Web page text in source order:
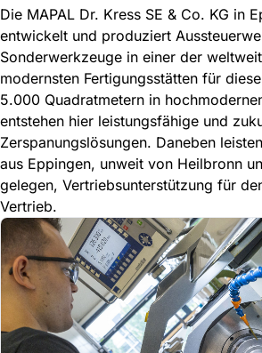
Die MAPAL Dr. Kress SE & Co. KG in
entwickelt und produziert
Sonderwerkzeuge in einer der
modernsten Fertigungsstätten für
5.000 Quadratmetern in
entstehen hier leistungsfähige und
Zerspanungslösungen. Daneben
aus Eppingen, unweit von Heilbronn
gelegen, Vertriebsunterstützung für
Vertrieb.